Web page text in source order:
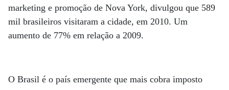
marketing e promoção de Nova York, divulgou que 589
mil brasileiros visitaram a cidade, em 2010. Um
aumento de 77% em relação a 2009.
O Brasil é o país emergente que mais cobra imposto